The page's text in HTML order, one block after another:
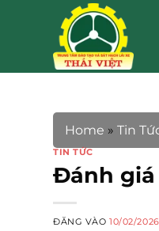
Home » Tin
TIN TỨC
Đánh giá
ĐĂNG VÀO10/02/2026